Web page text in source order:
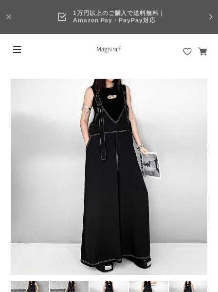
1万円以上のご購入で送料無料｜
Amazon Pay・PayPay対応